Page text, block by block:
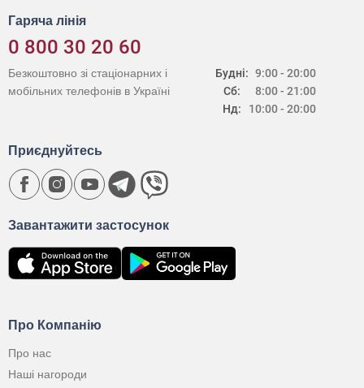
Гаряча лінія
0 800 30 20 60
Будні:
Сб:
Нд:
9:00 - 20:00
8:00 - 21:00
10:00 - 20:00
Безкоштовно зі стаціонарних і
мобільних телефонів в Україні
Про Компанію
Про нас
Наші нагороди
Завантажити застосунок
Приєднуйтесь